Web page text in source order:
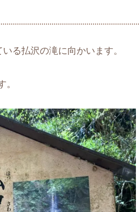
る払沢の滝に向かいます。
。